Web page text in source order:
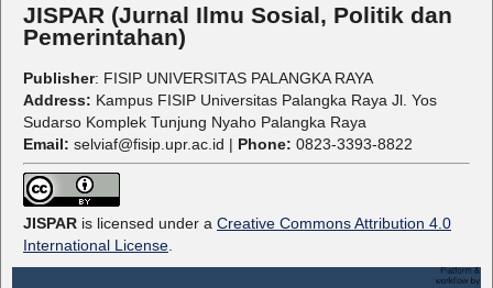
JISPAR (Jurnal Ilmu Sosial, Politik dan
Pemerintahan)
Publisher: FISIP UNIVERSITAS PALANGKA RAYA
Address: Kampus FISIP Universitas Palangka Raya Jl. Yos
Sudarso Komplek Tunjung Nyaho Palangka Raya
Email: selviaf@fisip.upr.ac.id | Phone: 0823-3393-8822
JISPAR is licensed under a Creative Commons Attribution 4.0
International License.